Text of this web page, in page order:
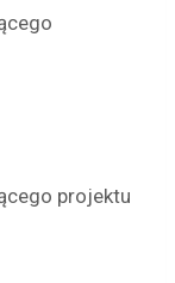
projektu